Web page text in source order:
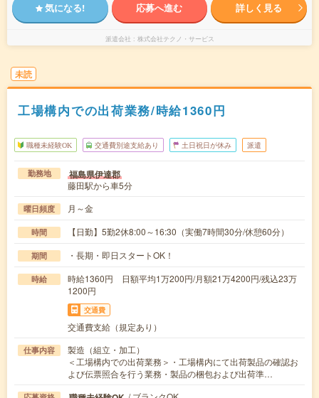
気になる! 応募へ進む 詳しく見る
派遣会社 株式会社テクノ・サービス
未読
工場構内での出荷業務/時給1360円
職種未経験OK 交通費別途支給あり 土日祝日が休み 派遣
勤務地 福島県伊達郡
藤田駅から車5分
曜日頻度 月～金
時間 【日勤】5勤2休8:00～16:30（実働7時間30分/休憩60分）
期間 ・長期・即日スタートOK！
時給
時給1360円 日額平均1万200円/月額21万4200円/残込23万
1200円
交通費
交通費支給（規定あり）
仕事内容
製造（組立・加工）
＜工場構内での出荷業務＞・工場構内にて出荷製品の確認お
よび伝票照合を行う業務・製品の梱包および出荷準…